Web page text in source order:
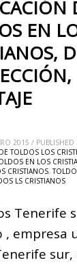
EN
2015 / PUBLISHED
TOLDOS LOS
EN LOS
CRISTIANOS,
LS CRISTIANOS
Tenerife
, empresa
sur,